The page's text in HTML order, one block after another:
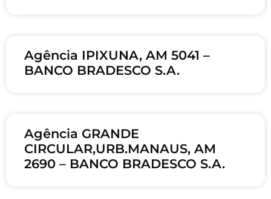
Agência IPIXUNA, AM 5041 –
BANCO BRADESCO S.A.
Agência GRANDE
CIRCULAR,URB.MANAUS, AM
2690 – BANCO BRADESCO S.A.